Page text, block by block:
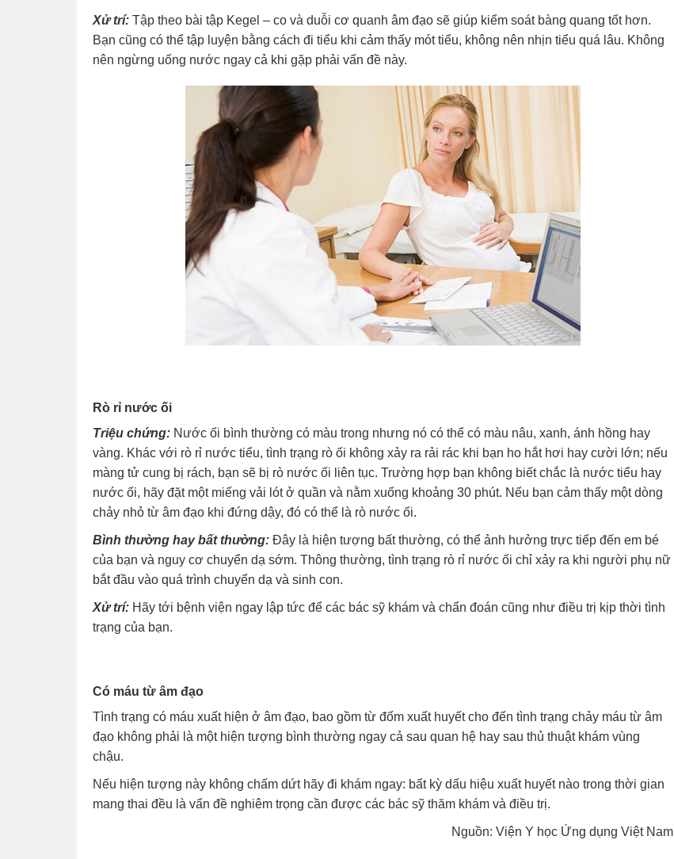
Xử trí: Tập theo bài tập Kegel – co và duỗi cơ quanh âm đạo sẽ giúp kiểm soát bàng quang tốt hơn.
Bạn cũng có thể tập luyện bằng cách đi tiểu khi cảm thấy mót tiểu, không nên nhịn tiểu quá lâu. Không
nên ngừng uống nước ngay cả khi gặp phải vấn đề này.
Rò rỉ nước ối
Triệu chứng: Nước ối bình thường có màu trong nhưng nó có thể có màu nâu, xanh, ánh hồng hay
vàng. Khác với rò rỉ nước tiểu, tình trạng rò ối không xảy ra rải rác khi bạn ho hắt hơi hay cười lớn; nếu
màng tử cung bị rách, bạn sẽ bị rò nước ối liên tục. Trường hợp bạn không biết chắc là nước tiểu hay
nước ối, hãy đặt một miếng vải lót ở quần và nằm xuống khoảng 30 phút. Nếu bạn cảm thấy một dòng
chảy nhỏ từ âm đạo khi đứng dậy, đó có thể là rò nước ối.
Bình thường hay bất thường: Đây là hiện tượng bất thường, có thể ảnh hưởng trực tiếp đến em bé
của bạn và nguy cơ chuyển dạ sớm. Thông thường, tình trạng rò rỉ nước ối chỉ xảy ra khi người phụ nữ
bắt đầu vào quá trình chuyển dạ và sinh con.
Xử trí: Hãy tới bệnh viện ngay lập tức để các bác sỹ khám và chẩn đoán cũng như điều trị kịp thời tình
trạng của bạn.
Có máu từ âm đạo
Tình trạng có máu xuất hiện ở âm đạo, bao gồm từ đốm xuất huyết cho đến tình trạng chảy máu từ âm
đạo không phải là một hiện tượng bình thường ngay cả sau quan hệ hay sau thủ thuật khám vùng
chậu.
Nếu hiện tượng này không chấm dứt hãy đi khám ngay: bất kỳ dấu hiệu xuất huyết nào trong thời gian
mang thai đều là vấn đề nghiêm trọng cần được các bác sỹ thăm khám và điều trị.
Nguồn: Viện Y học Ứng dụng Việt Nam